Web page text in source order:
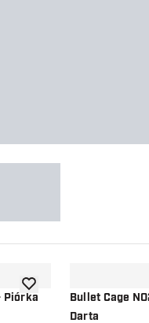
Piórka
dodaj do listy życzeń
Bullet Cage
Darta